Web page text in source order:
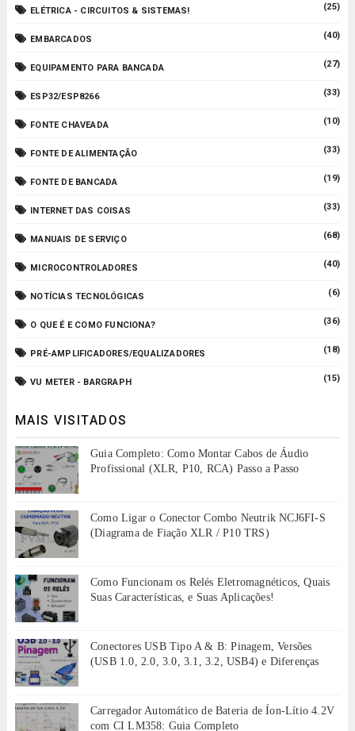
ELÉTRICA - CIRCUITOS & SISTEMAS! (25)
EMBARCADOS (40)
EQUIPAMENTO PARA BANCADA (27)
ESP32/ESP8266 (33)
FONTE CHAVEADA (10)
FONTE DE ALIMENTAÇÃO (33)
FONTE DE BANCADA (19)
INTERNET DAS COISAS (33)
MANUAIS DE SERVIÇO (68)
MICROCONTROLADORES (40)
NOTÍCIAS TECNOLÓGICAS (6)
O QUE É E COMO FUNCIONA? (36)
PRÉ-AMPLIFICADORES/EQUALIZADORES (18)
VU METER - BARGRAPH (15)
MAIS VISITADOS
Guia Completo: Como Montar Cabos de Áudio
Profissional (XLR, P10, RCA) Passo a Passo
Como Ligar o Conector Combo Neutrik NCJ6FI-S
(Diagrama de Fiação XLR / P10 TRS)
Como Funcionam os Relés Eletromagnéticos, Quais
Suas Características, e Suas Aplicações!
Conectores USB Tipo A & B: Pinagem, Versões
(USB 1.0, 2.0, 3.0, 3.1, 3.2, USB4) e Diferenças
Carregador Automático de Bateria de Íon-Lítio 4.2V
com CI LM358: Guia Completo